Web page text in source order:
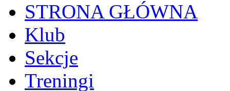
STRONA GŁÓWNA
Klub
Sekcje
Treningi